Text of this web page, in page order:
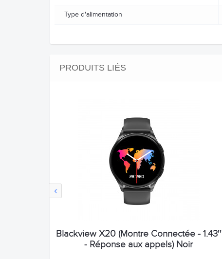
Type d'alimentation
PRODUITS LIÉS
‹
Blackview X20 (Montre Connectée - 1.43''
- Réponse aux appels) Noir